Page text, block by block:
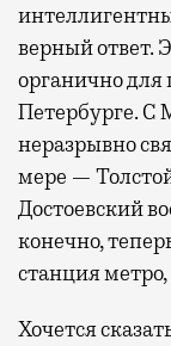
верный ответ.
органично для
Петербурге. С
неразрывно
мере —
Достоевский
конечно,
станция
Хочется